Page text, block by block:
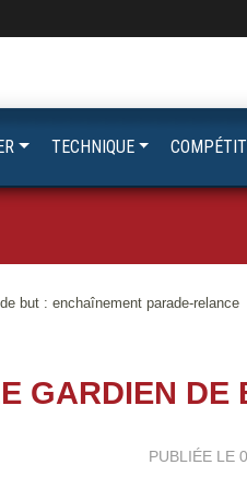
but : enchaînement parade-relance
GARDIEN
PUBLIÉE LE
TECHNIQUE